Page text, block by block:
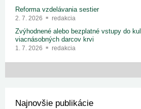
Reforma vzdelávania sestier
2. 7. 2026 redakcia
Zvýhodnené alebo bezplatné vstupy do
viacnásobných darcov krvi
1. 7. 2026 redakcia
Najnovšie publikácie